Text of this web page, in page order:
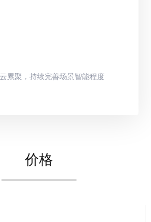
累聚，持续完善场景智能程度
价格